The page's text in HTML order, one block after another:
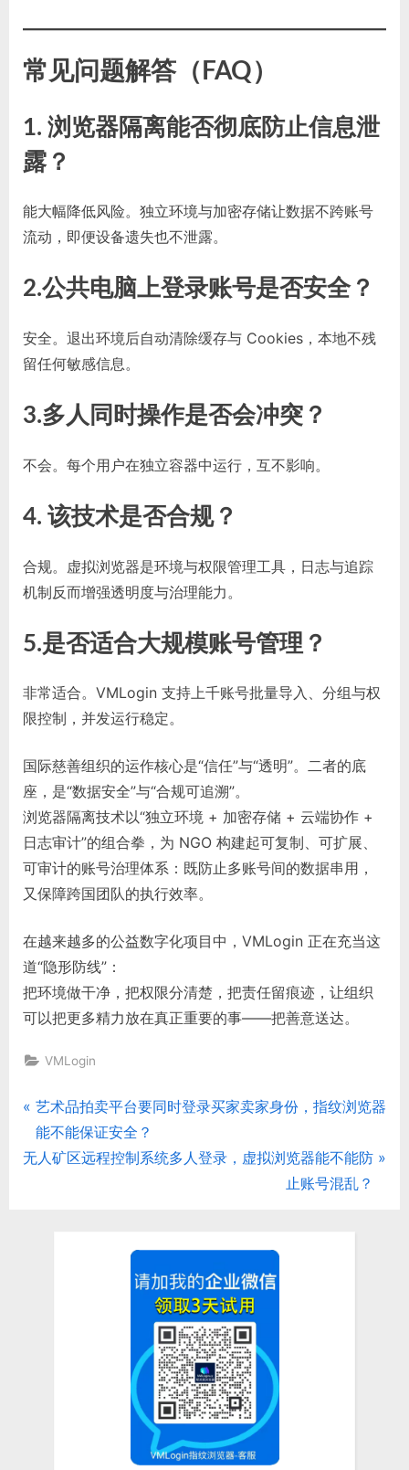
常见问题解答（FAQ）
1. 浏览器隔离能否彻底防止信息泄
露？
能大幅降低风险。独立环境与加密存储让数据不跨账号
流动，即便设备遗失也不泄露。
2.公共电脑上登录账号是否安全？
安全。退出环境后自动清除缓存与 Cookies，本地不残
留任何敏感信息。
3.多人同时操作是否会冲突？
不会。每个用户在独立容器中运行，互不影响。
4. 该技术是否合规？
合规。虚拟浏览器是环境与权限管理工具，日志与追踪
机制反而增强透明度与治理能力。
5.是否适合大规模账号管理？
非常适合。VMLogin 支持上千账号批量导入、分组与权
限控制，并发运行稳定。
国际慈善组织的运作核心是“信任”与“透明”。二者的底
座，是“数据安全”与“合规可追溯”。
浏览器隔离技术以“独立环境 + 加密存储 + 云端协作 +
日志审计”的组合拳，为 NGO 构建起可复制、可扩展、
可审计的账号治理体系：既防止多账号间的数据串用，
又保障跨国团队的执行效率。
在越来越多的公益数字化项目中，VMLogin 正在充当这
道“隐形防线”：
把环境做干净，把权限分清楚，把责任留痕迹，让组织
可以把更多精力放在真正重要的事——把善意送达。
VMLogin
文
章
P
r
e
艺术品拍卖平台要同时登录买家卖家身份，指纹浏览器
能不能保证安全？
N
无人矿区远程控制系统多人登录，虚拟浏览器能不能防
止账号混乱？